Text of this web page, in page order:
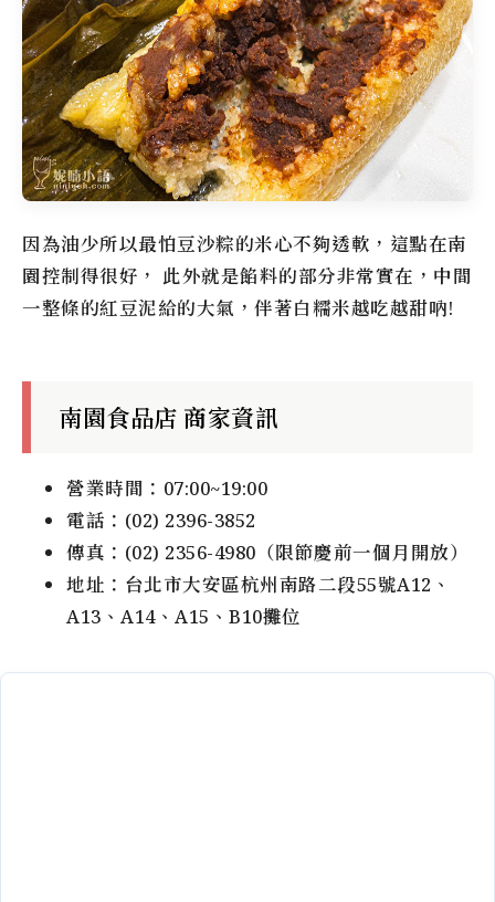
因為油少所以最怕豆沙粽的米心不夠透軟，這點在南
園控制得很好， 此外就是餡料的部分非常實在，中間
一整條的紅豆泥給的大氣，伴著白糯米越吃越甜吶!
南園食品店 商家資訊
營業時間：07:00~19:00
電話：(02) 2396-3852
傳真：(02) 2356-4980（限節慶前一個月開放）
地址：台北市大安區杭州南路二段55號A12、
A13、A14、A15、B10攤位